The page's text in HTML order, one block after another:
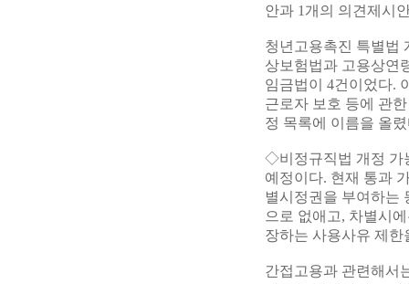
안과 1개의 의견제시
청년고용촉진 특별법
상보험법과 고용상연
임금법이 4건이었다.
근로자 보호 등에 관
정 목록에 이름을 올
◇비정규직법 개정 가
예정이다. 현재 통과
별시정권을 부여하는
으로 없애고, 차별시
장하는 사용사유 제
간접고용과 관련해서